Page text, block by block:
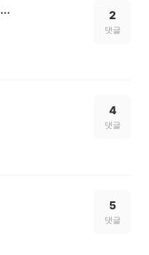
[맛집추천] [부전동 맛집 추천] 저의 가성비맛집 팔미분식소개합니다! 시락국+김치말이김밥 조합! 2
댓글
4
댓글
5
댓글